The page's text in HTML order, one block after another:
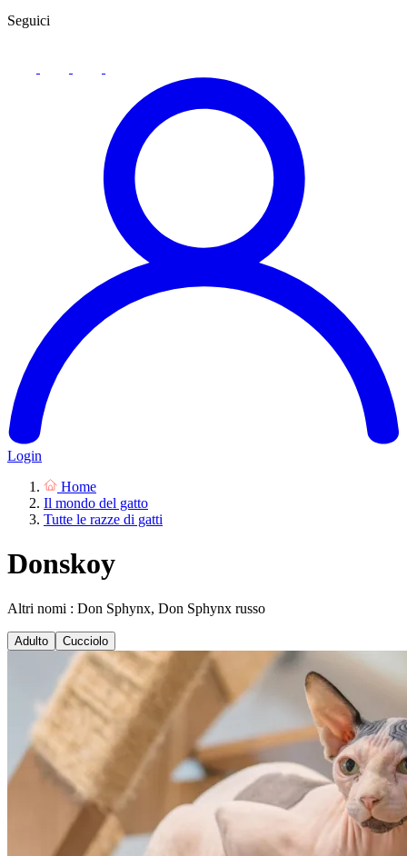
Seguici
Login
Home
Il mondo del gatto
Tutte le razze di gatti
Donskoy
Altri nomi : Don Sphynx, Don Sphynx russo
Adulto Cucciolo